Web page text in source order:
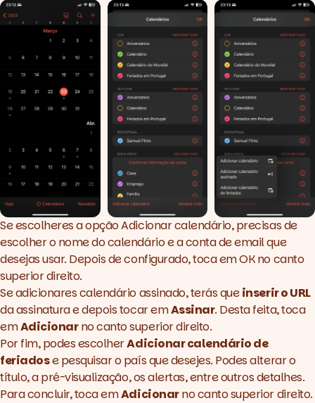
Se escolheres a opção Adicionar calendário, precisas de
escolher o nome do calendário e a conta de email que
desejas usar. Depois de configurado, toca em OK no canto
superior direito.
Se adicionares calendário assinado, terás queinserir o URL
da assinatura e depois tocar emAssinar. Desta feita, toca
emAdicionarno canto superior direito.
Por fim, podes escolherAdicionar calendário de
feriadose pesquisar o país que desejes. Podes alterar o
título, a pré-visualização, os alertas, entre outros detalhes.
Para concluir, toca emAdicionarno canto superior direito.